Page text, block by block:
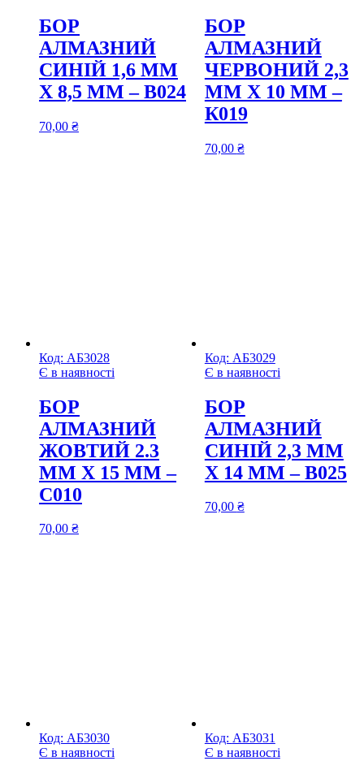
БОР
АЛМАЗНИЙ
СИНІЙ 1,6 ММ
Х 8,5 ММ – В024
70,00 ₴
БОР
АЛМАЗНИЙ
ЧЕРВОНИЙ 2,3
ММ Х 10 ММ –
К019
70,00 ₴
Код: АБ3028
Є в наявності
БОР
АЛМАЗНИЙ
ЖОВТИЙ 2.3
ММ Х 15 ММ –
С010
70,00 ₴
Код: АБ3029
Є в наявності
БОР
АЛМАЗНИЙ
СИНІЙ 2,3 ММ
Х 14 ММ – В025
70,00 ₴
Код: АБ3030
Є в наявності
Код: АБ3031
Є в наявності